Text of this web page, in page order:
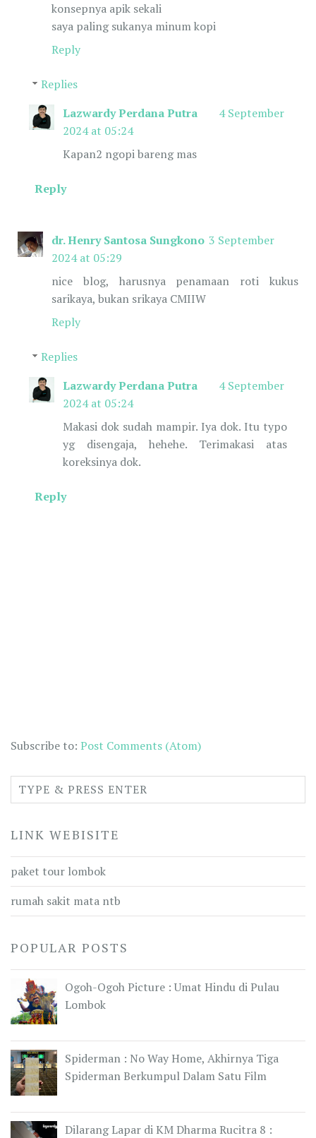
konsepnya apik sekali
saya paling sukanya minum kopi
Reply
Replies
Lazwardy Perdana Putra
4 September
2024 at 05:24
Kapan2 ngopi bareng mas
Reply
dr. Henry Santosa Sungkono 3 September
2024 at 05:29
nice blog, harusnya penamaan roti kukus
sarikaya, bukan srikaya CMIIW
Reply
Replies
Lazwardy Perdana Putra
4 September
2024 at 05:24
Makasi dok sudah mampir. Iya dok. Itu typo
yg disengaja, hehehe. Terimakasi atas
koreksinya dok.
Reply
Subscribe to: Post Comments (Atom)
LINK WEBISITE
paket tour lombok
rumah sakit mata ntb
POPULAR POSTS
Ogoh-Ogoh Picture : Umat Hindu di Pulau
Lombok
Spiderman : No Way Home, Akhirnya Tiga
Spiderman Berkumpul Dalam Satu Film
Dilarang Lapar di KM Dharma Rucitra 8 :